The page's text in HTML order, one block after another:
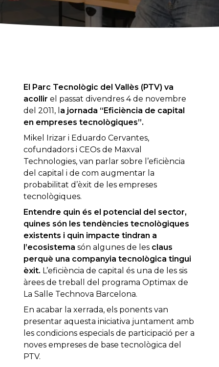
El Parc Tecnològic del Vallès (PTV) va
acollir el passat divendres 4 de novembre
del 2011, l a jornada “Eficiència de capital
en empreses tecnològiques”.
Mikel Irizar i Eduardo Cervantes,
cofundadors i CEOs de Maxval
Technologies, van parlar sobre l’eficiència
del capital i de com augmentar la
probabilitat d’èxit de les empreses
tecnològiques.
Entendre quin és el potencial del sector,
quines són les tendències tecnològiques
existents i quin impacte tindran a
l’ecosistema són algunes de les claus
perquè una companyia tecnològica tingui
èxit. L’eficiència de capital és una de les sis
àrees de treball del programa Optimax de
La Salle Technova Barcelona.
En acabar la xerrada, els ponents van
presentar aquesta iniciativa juntament amb
les condicions especials de participació per a
noves empreses de base tecnològica del
PTV.